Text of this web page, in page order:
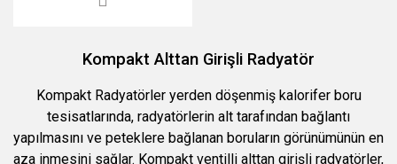
Kompakt Alttan Girişli Radyatör
Kompakt Radyatörler yerden döşenmiş kalorifer boru
tesisatlarında, radyatörlerin alt tarafından bağlantı
yapılmasını ve peteklere bağlanan boruların görünümünün en
aza inmesini sağlar. Kompakt ventilli alttan girişli radyatörler,